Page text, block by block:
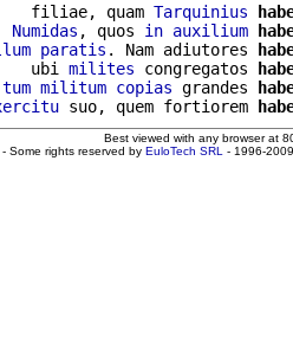
filiae, quam Tarquinius
Numidas , quos in auxilium
paratis . Nam adiutores
ubi milites congregatos
tum militum copias grandes
suo, quem fortiorem
Best viewed with any browser at
Some rights reserved by EuloTech SRL - 1996-